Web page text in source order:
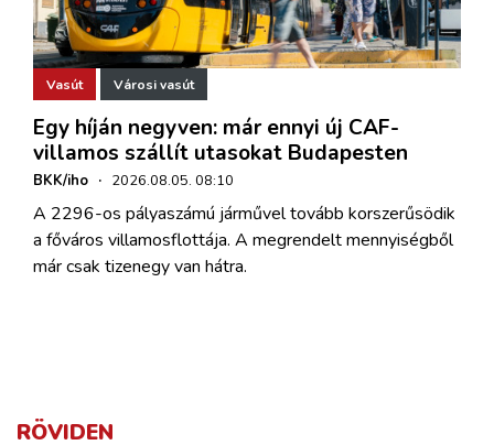
Vasút Városi vasút
Egy híján negyven: már ennyi új CAF-
villamos szállít utasokat Budapesten
BKK/iho · 2026.08.05. 08:10
A 2296-os pályaszámú járművel tovább korszerűsödik
a főváros villamosflottája. A megrendelt mennyiségből
már csak tizenegy van hátra.
RÖVIDEN